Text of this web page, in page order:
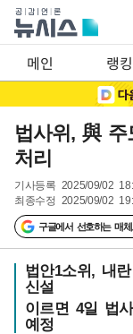
메인 랭킹
법사위, 與
처리
기사등록 2025/09/02
최종수정 2025/09/02
구글에서 선호하는 매
법안1소위, 내
신설
이르면 4일 법
예정